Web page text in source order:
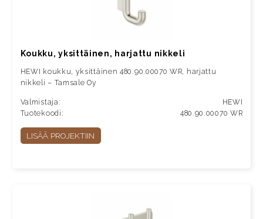
Koukku, yksittäinen, harjattu nikkeli
HEWI koukku, yksittäinen 480.90.00070 WR, harjattu
nikkeli – Tamsale Oy
Valmistaja:
HEWI
Tuotekoodi:
480.90.00070 WR
LISÄÄ PROJEKTIIN